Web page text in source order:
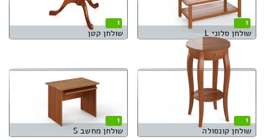
1
שולחן סלוני L
1
שולחן קטן
1
שולחן קונסולה
1
שולחן מחשב S